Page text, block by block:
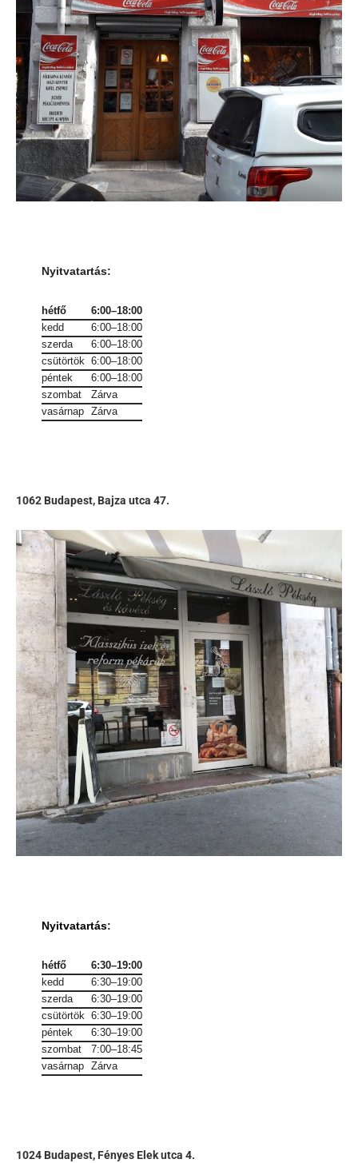
Nyitvatartás:
hétfő
6:00–18:00
kedd
6:00–18:00
szerda
6:00–18:00
csütörtök 6:00–18:00
péntek
6:00–18:00
szombat
Zárva
vasárnap
Zárva
1062 Budapest, Bajza utca 47.
Nyitvatartás:
hétfő
6:30–19:00
kedd
6:30–19:00
szerda
6:30–19:00
csütörtök 6:30–19:00
péntek
6:30–19:00
szombat
7:00–18:45
vasárnap
Zárva
1024 Budapest, Fényes Elek utca 4.